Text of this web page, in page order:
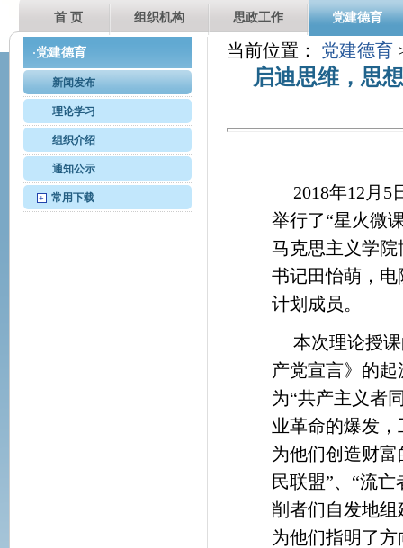
首 页 组织机构 思政工作 党建德育
·党建德育
新闻发布
理论学习
组织介绍
通知公示
+ 常用下载
当前位置： 党建德育
启迪思维，思
2018年12月
举行了“星火微
马克思主义学
书记田怡萌，电
计划成员。
本次理论授
产党宣言》的
为“共产主义者
业革命的爆发
为他们创造财
民联盟”、“流
削者们自发地
为他们指明了